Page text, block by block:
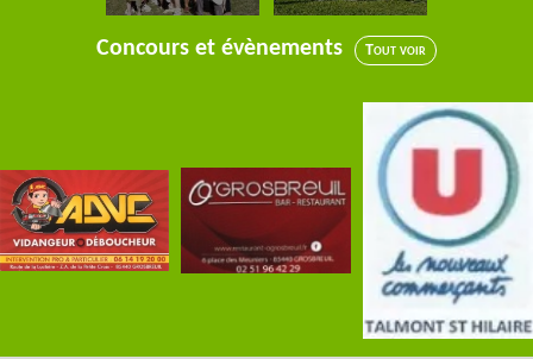
Concours et évènements Tout voir